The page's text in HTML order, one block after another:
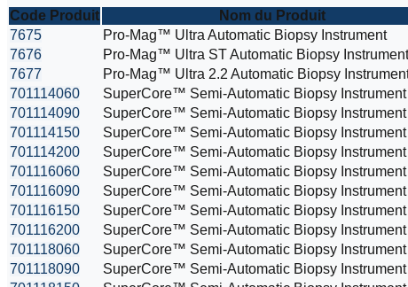
Code Produit Nom du Produit
7675
Pro-Mag™ Ultra Automatic Biopsy Instrument
7676
Pro-Mag™ Ultra ST Automatic Biopsy Instrument
7677
Pro-Mag™ Ultra 2.2 Automatic Biopsy
701114060
SuperCore™ Semi-Automatic Biopsy Instrument
701114090
SuperCore™ Semi-Automatic Biopsy Instrument
701114150
SuperCore™ Semi-Automatic Biopsy Instrument
701114200
SuperCore™ Semi-Automatic Biopsy Instrument
701116060
SuperCore™ Semi-Automatic Biopsy Instrument
701116090
SuperCore™ Semi-Automatic Biopsy Instrument
701116150
SuperCore™ Semi-Automatic Biopsy Instrument
701116200
SuperCore™ Semi-Automatic Biopsy Instrument
701118060
SuperCore™ Semi-Automatic Biopsy Instrument
701118090
SuperCore™ Semi-Automatic Biopsy Instrument